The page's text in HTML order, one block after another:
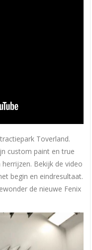
Toverland.
custom paint en true
Bekijk de video
begin en eindresultaat.
de nieuwe Fenix